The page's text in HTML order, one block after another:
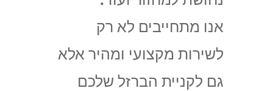
אנו מתחייבים לא רק
לשירות מקצועי ומהיר אלא
גם לקניית הברזל שלכם